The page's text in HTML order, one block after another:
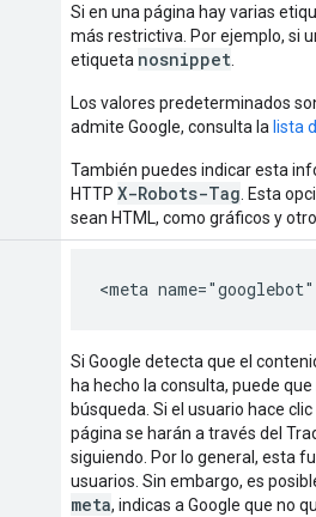
Si en una página hay varias
más restrictiva. Por ejemplo, si
etiqueta nosnippet
Los valores predeterminados
admite Google, consulta la lista
También puedes indicar esta
HTTP X-Robots-Tag . Esta
sean HTML, como gráficos y
<meta
Si Google detecta que el
ha hecho la consulta, puede
búsqueda. Si el usuario hace
página se harán a través del
siguiendo. Por lo general, esta
usuarios. Sin embargo, es
meta, indicas a Google que no